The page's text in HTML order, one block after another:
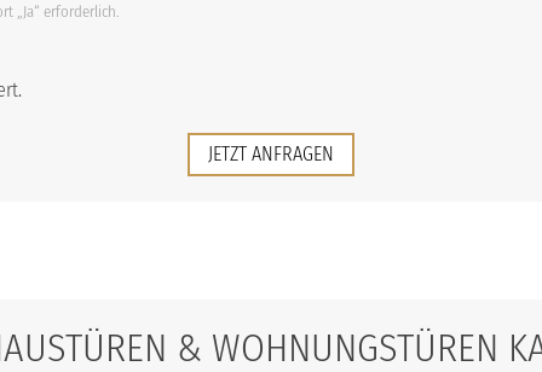
„Ja“ erforderlich.
JETZT ANFRAGEN
& WOHNUNGSTÜREN